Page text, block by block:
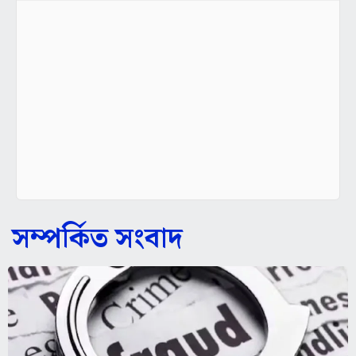
সম্পর্কিত সংবাদ